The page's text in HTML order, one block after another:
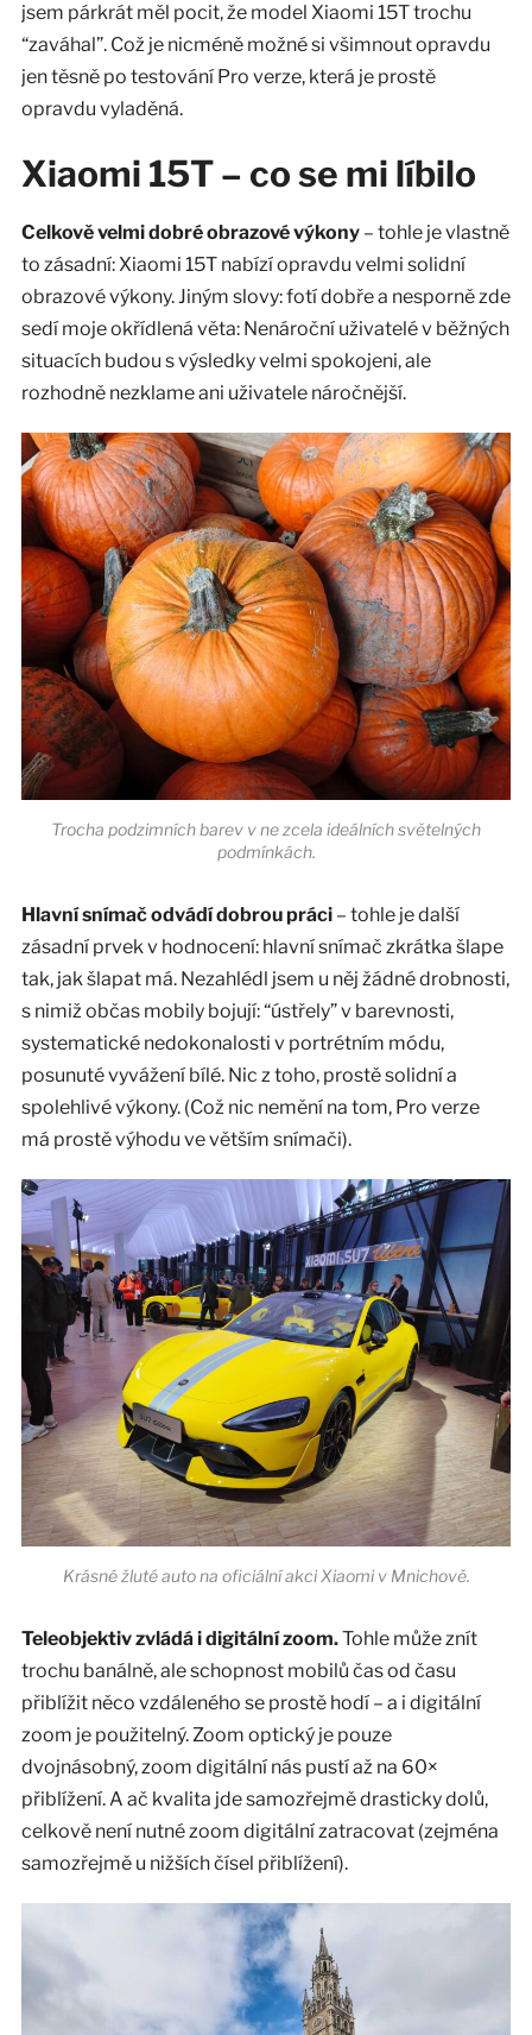
jsem párkrát měl pocit, že model Xiaomi 15T trochu
“zaváhal”. Což je nicméně možné si všimnout opravdu
jen těsně po testování Pro verze, která je prostě
opravdu vyladěná.
Xiaomi 15T – co se mi líbilo
Celkově velmi dobré obrazové výkony– tohle je vlastně
to zásadní: Xiaomi 15T nabízí opravdu velmi solidní
obrazové výkony. Jiným slovy: fotí dobře a nesporně zde
sedí moje okřídlená věta: Nenároční uživatelé v běžných
situacích budou s výsledky velmi spokojeni, ale
rozhodně nezklame ani uživatele náročnější.
Trocha podzimních barev v ne zcela ideálních světelných
podmínkách.
Hlavní snímač odvádí dobrou práci– tohle je další
zásadní prvek v hodnocení: hlavní snímač zkrátka šlape
tak, jak šlapat má. Nezahlédl jsem u něj žádné drobnosti,
s nimiž občas mobily bojují: “ústřely” v barevnosti,
systematické nedokonalosti v portrétním módu,
posunuté vyvážení bílé. Nic z toho, prostě solidní a
spolehlivé výkony. (Což nic nemění na tom, Pro verze
má prostě výhodu ve větším snímači).
Krásné žluté auto na oficiální akci Xiaomi v Mnichově.
Teleobjektiv zvládá i digitální zoom.Tohle může znít
trochu banálně, ale schopnost mobilů čas od času
přiblížit něco vzdáleného se prostě hodí – a i digitální
zoom je použitelný. Zoom optický je pouze
dvojnásobný, zoom digitální nás pustí až na 60×
přiblížení. A ač kvalita jde samozřejmě drasticky dolů,
celkově není nutné zoom digitální zatracovat (zejména
samozřejmě u nižších čísel přiblížení).